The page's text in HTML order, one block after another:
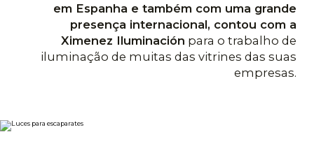
em Espanha e também com uma grande
presença internacional, contou com a
Ximenez Iluminación para o trabalho de
iluminação de muitas das vitrines das suas
empresas.